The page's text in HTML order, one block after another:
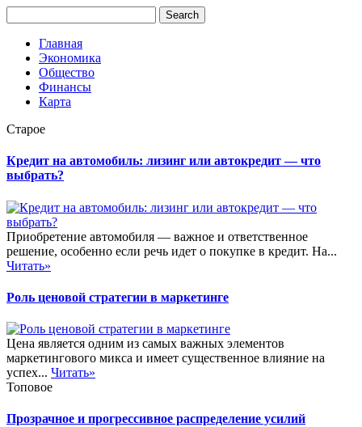
Главная
Экономика
Общество
Финансы
Карта
Старое
Кредит на автомобиль: лизинг или автокредит — что
выбрать?
Приобретение автомобиля — важное и ответственное
решение, особенно если речь идет о покупке в кредит. На...
Читать»
Роль ценовой стратегии в маркетинге
Цена является одним из самых важных элементов
маркетингового микса и имеет существенное влияние на
успех... Читать»
Топовое
Прозрачное и прогрессивное распределение усилий